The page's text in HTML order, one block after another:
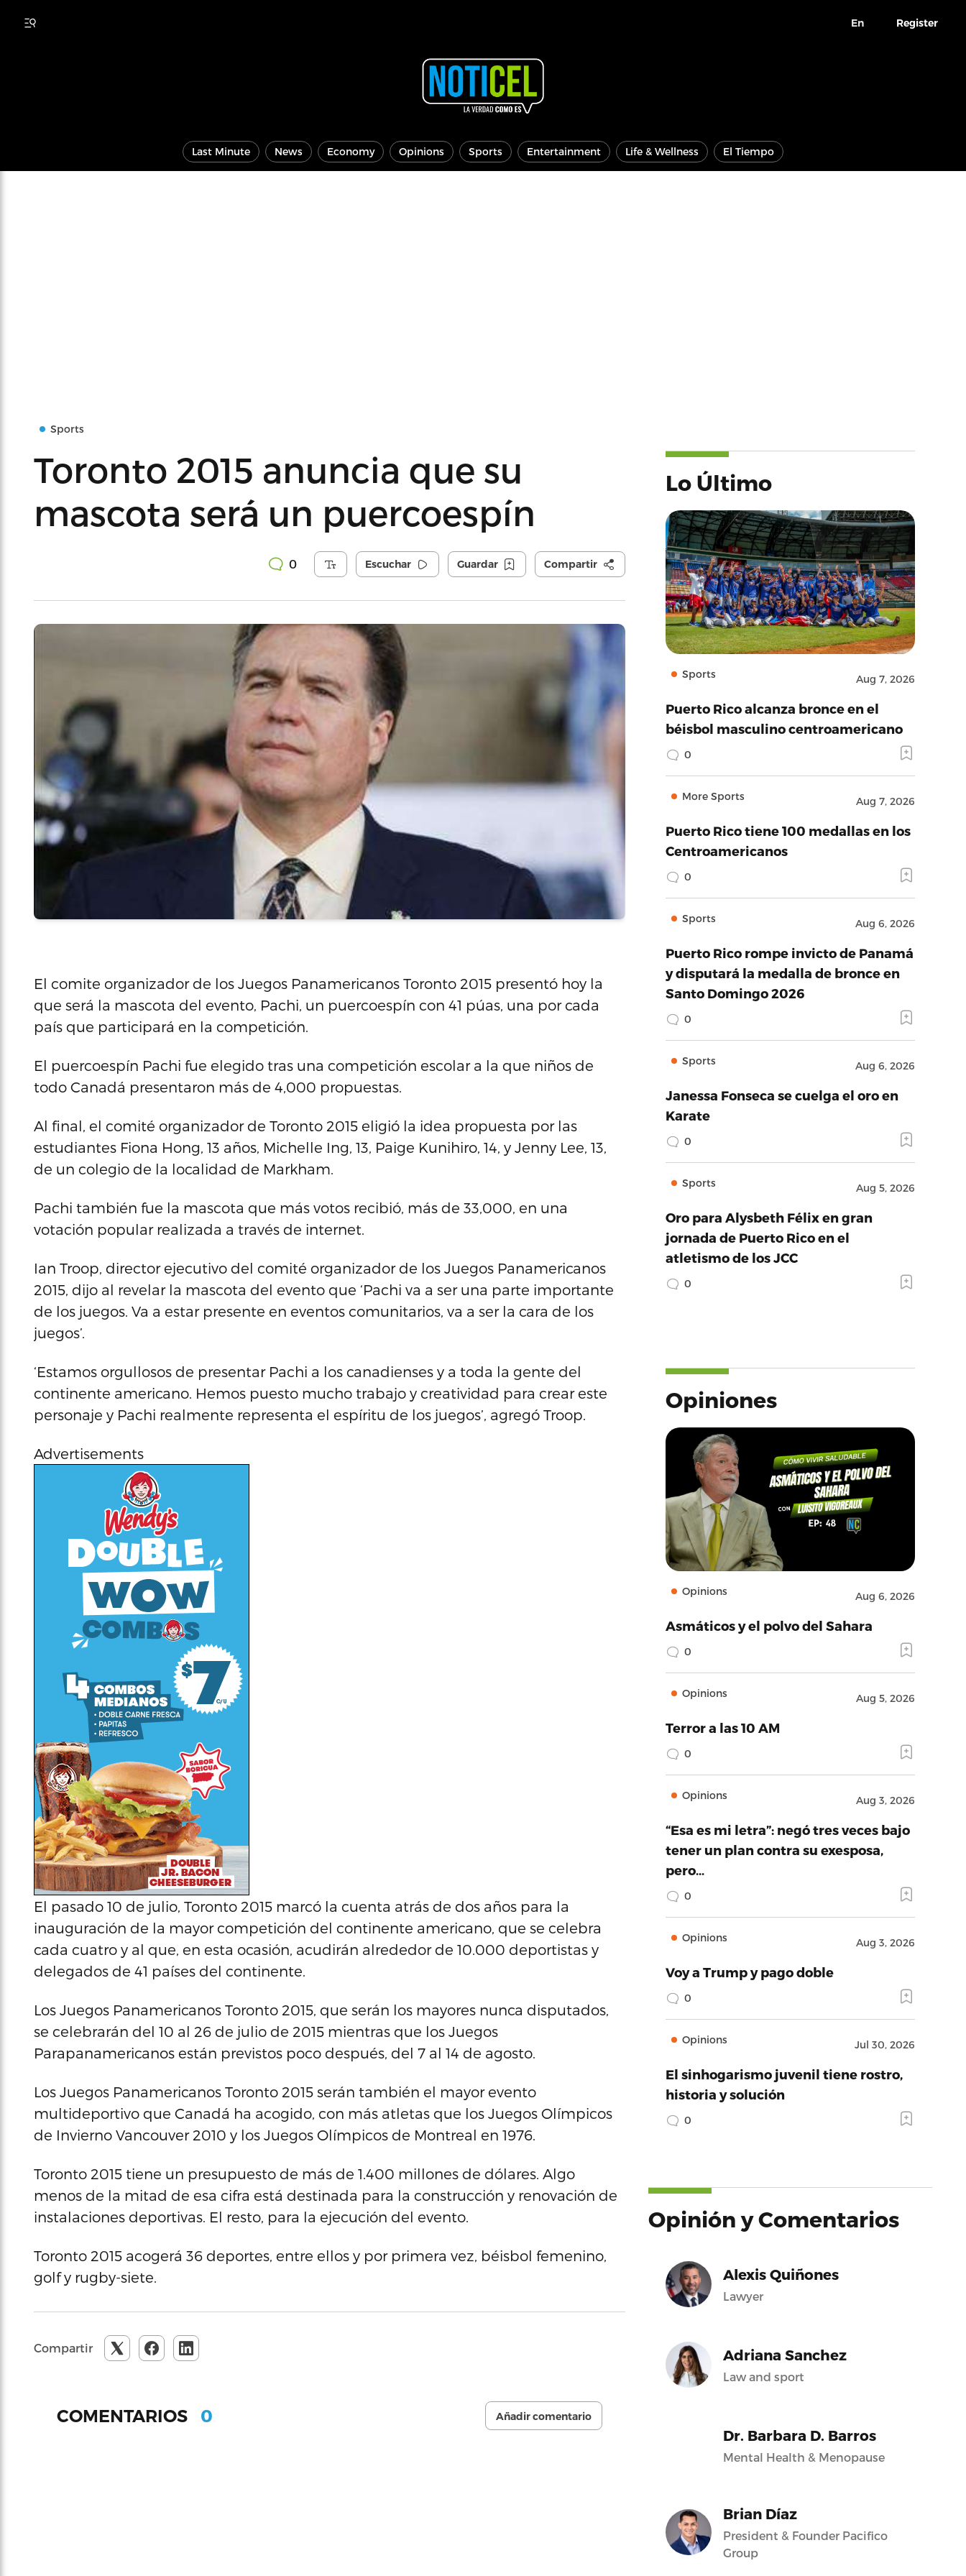
En Register
Last Minute News Economy Opinions Sports Entertainment Life & Wellness El Tiempo
Sports
Toronto 2015 anuncia que su
mascota será un puercoespín
0 Escuchar Guardar Compartir
El comite organizador de los Juegos Panamericanos Toronto 2015 presentó hoy la
que será la mascota del evento, Pachi, un puercoespín con 41 púas, una por cada
país que participará en la competición.
El puercoespín Pachi fue elegido tras una competición escolar a la que niños de
todo Canadá presentaron más de 4,000 propuestas.
Al final, el comité organizador de Toronto 2015 eligió la idea propuesta por las
estudiantes Fiona Hong, 13 años, Michelle Ing, 13, Paige Kunihiro, 14, y Jenny Lee, 13,
de un colegio de la localidad de Markham.
Pachi también fue la mascota que más votos recibió, más de 33,000, en una
votación popular realizada a través de internet.
Ian Troop, director ejecutivo del comité organizador de los Juegos Panamericanos
2015, dijo al revelar la mascota del evento que ‘Pachi va a ser una parte importante
de los juegos. Va a estar presente en eventos comunitarios, va a ser la cara de los
juegos’.
‘Estamos orgullosos de presentar Pachi a los canadienses y a toda la gente del
continente americano. Hemos puesto mucho trabajo y creatividad para crear este
personaje y Pachi realmente representa el espíritu de los juegos’, agregó Troop.
Advertisements
El pasado 10 de julio, Toronto 2015 marcó la cuenta atrás de dos años para la
inauguración de la mayor competición del continente americano, que se celebra
cada cuatro y al que, en esta ocasión, acudirán alrededor de 10.000 deportistas y
delegados de 41 países del continente.
Los Juegos Panamericanos Toronto 2015, que serán los mayores nunca disputados,
se celebrarán del 10 al 26 de julio de 2015 mientras que los Juegos
Parapanamericanos están previstos poco después, del 7 al 14 de agosto.
Los Juegos Panamericanos Toronto 2015 serán también el mayor evento
multideportivo que Canadá ha acogido, con más atletas que los Juegos Olímpicos
de Invierno Vancouver 2010 y los Juegos Olímpicos de Montreal en 1976.
Toronto 2015 tiene un presupuesto de más de 1.400 millones de dólares. Algo
menos de la mitad de esa cifra está destinada para la construcción y renovación de
instalaciones deportivas. El resto, para la ejecución del evento.
Toronto 2015 acogerá 36 deportes, entre ellos y por primera vez, béisbol femenino,
golf y rugby-siete.
Compartir
COMENTARIOS 0 Añadir comentario
Lo Último
Sports Aug 7, 2026
Puerto Rico alcanza bronce en el
béisbol masculino centroamericano
0
More Sports Aug 7, 2026
Puerto Rico tiene 100 medallas en los
Centroamericanos
0
Sports Aug 6, 2026
Puerto Rico rompe invicto de Panamá
y disputará la medalla de bronce en
Santo Domingo 2026
0
Sports Aug 6, 2026
Janessa Fonseca se cuelga el oro en
Karate
0
Sports Aug 5, 2026
Oro para Alysbeth Félix en gran
jornada de Puerto Rico en el
atletismo de los JCC
0
Opiniones
Opinions Aug 6, 2026
Asmáticos y el polvo del Sahara
0
Opinions Aug 5, 2026
Terror a las 10 AM
0
Opinions Aug 3, 2026
“Esa es mi letra”: negó tres veces bajo
tener un plan contra su exesposa,
pero…
0
Opinions Aug 3, 2026
Voy a Trump y pago doble
0
Opinions Jul 30, 2026
El sinhogarismo juvenil tiene rostro,
historia y solución
0
Opinión y Comentarios
Alexis Quiñones
Lawyer
Adriana Sanchez
Law and sport
Dr. Barbara D. Barros
Mental Health & Menopause
Brian Díaz
President & Founder Pacifico
Group